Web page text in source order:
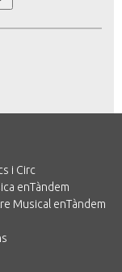
i Circ
enTàndem
Musical enTàndem